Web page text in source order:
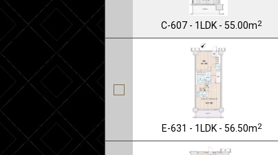
C-607 - 1LDK - 55.00m2
E-631 - 1LDK - 56.50m2